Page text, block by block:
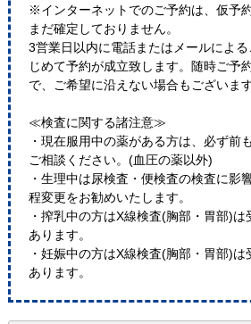
※インターネットでのご予約は、仮予
まだ確定しておりません。
3営業日以内に電話またはメールによ
じめて予約が成立致します。随時ご予
で、ご希望に沿えない場合もございま
≪検査に関する諸注意≫
・現在服用中の薬がある方は、必ず前
ご相談ください。(血圧の薬以外)
・生理中は尿検査・便検査の検査に影
程変更をお勧めいたします。
・搾乳中の方はX線検査(胸部・胃部)
あります。
・妊娠中の方はX線検査(胸部・胃部)
あります。